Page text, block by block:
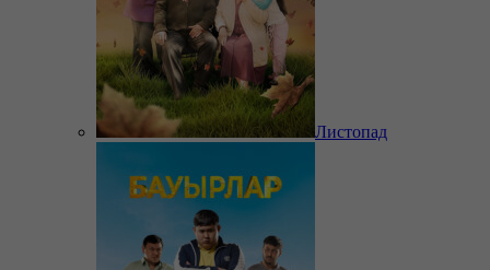
Листопад